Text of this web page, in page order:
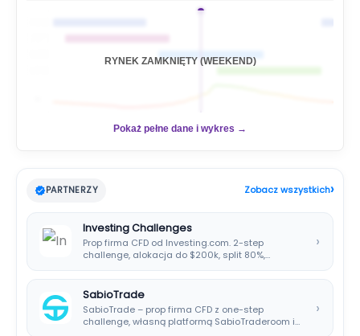
RYNEK ZAMKNIĘTY (WEEKEND)
Pokaż pełne dane i wykres →
PARTNERZY Zobacz wszystkich›
Investing Challenges
Prop firma CFD od Investing.com. 2-step
challenge, alokacja do $200k, split 80%,
›
SabioTrade
SabioTrade – prop firma CFD z one-step
challenge, własną platformą SabioTraderoom i
›